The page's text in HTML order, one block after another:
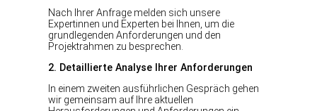
Nach Ihrer Anfrage melden sich unsere
Expertinnen und Experten bei Ihnen, um die
grundlegenden Anforderungen und den
Projektrahmen zu besprechen.
2. Detaillierte Analyse Ihrer Anforderungen
In einem zweiten ausführlichen Gespräch gehen
wir gemeinsam auf Ihre aktuellen